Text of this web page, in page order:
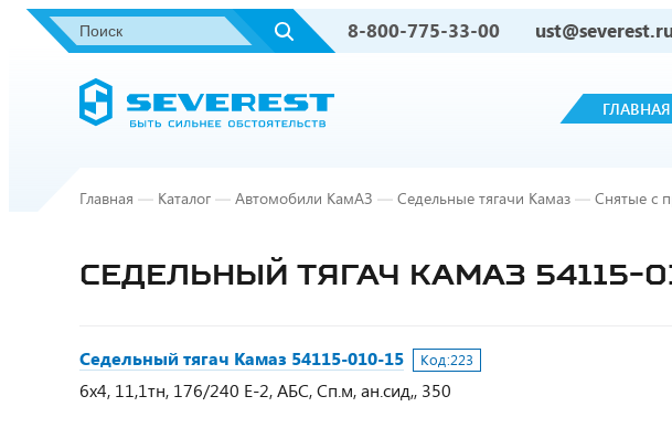
8-800-775-33-00
ГЛАВНАЯ
Главная — Каталог — Автомобили КамАЗ — Седельные тягачи Камаз — Снятые с
СЕДЕЛЬНЫЙ ТЯГАЧ КАМАЗ 54115-
Седельный тягач Камаз 54115-010-15 Код:223
6х4, 11,1тн, 176/240 Е-2, АБС, Сп.м, ан.сид,, 350